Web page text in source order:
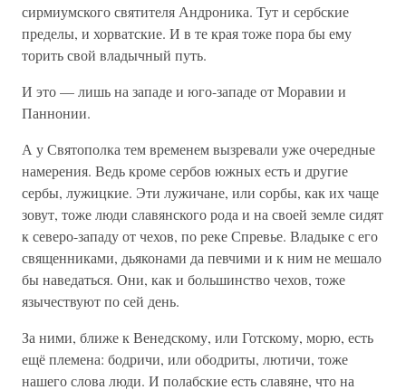
сирмиумского святителя Андроника. Тут и сербские
пределы, и хорватские. И в те края тоже пора бы ему
торить свой владычный путь.
И это — лишь на западе и юго-западе от Моравии и
Паннонии.
А у Святополка тем временем вызревали уже очередные
намерения. Ведь кроме сербов южных есть и другие
сербы, лужицкие. Эти лужичане, или сорбы, как их чаще
зовут, тоже люди славянского рода и на своей земле сидят
к северо-западу от чехов, по реке Спревье. Владыке с его
священниками, дьяконами да певчими и к ним не мешало
бы наведаться. Они, как и большинство чехов, тоже
язычествуют по сей день.
За ними, ближе к Венедскому, или Готскому, морю, есть
ещё племена: бодричи, или ободриты, лютичи, тоже
нашего слова люди. И полабские есть славяне, что на